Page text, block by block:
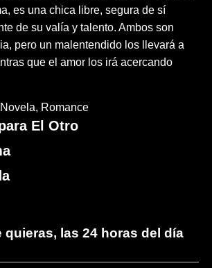
es una chica libre, segura de sí
de su valía y talento. Ambos son
pero un malentendido los llevará a
que el amor los irá acercando
Novela Romance
El Otro
quieras, las 24 horas del día